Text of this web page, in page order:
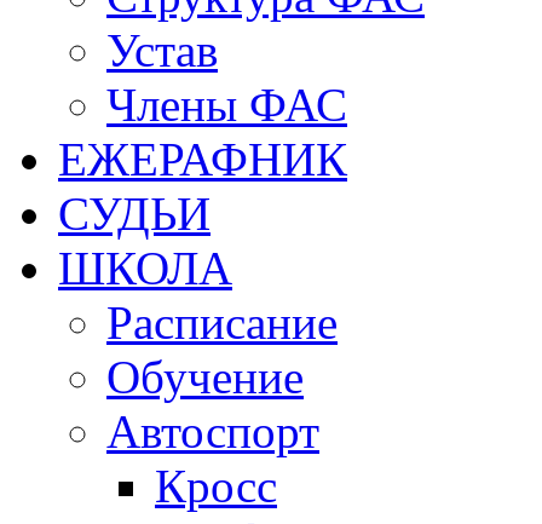
Устав
Члены ФАС
ЕЖЕРАФНИК
СУДЬИ
ШКОЛА
Расписание
Обучение
Автоспорт
Кросс